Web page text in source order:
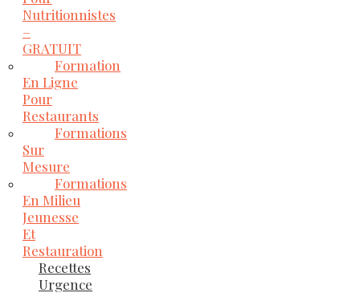
Nutritionnistes
–
GRATUIT
Formation
En Ligne
Pour
Restaurants
Formations
Sur
Mesure
Formations
En Milieu
Jeunesse
Et
Restauration
Recettes
Urgence